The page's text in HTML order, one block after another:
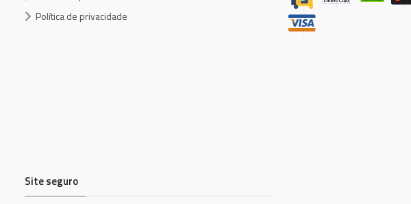
Política de privacidade
Site seguro